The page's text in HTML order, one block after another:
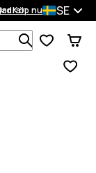
Köp nu SE
Sök bland